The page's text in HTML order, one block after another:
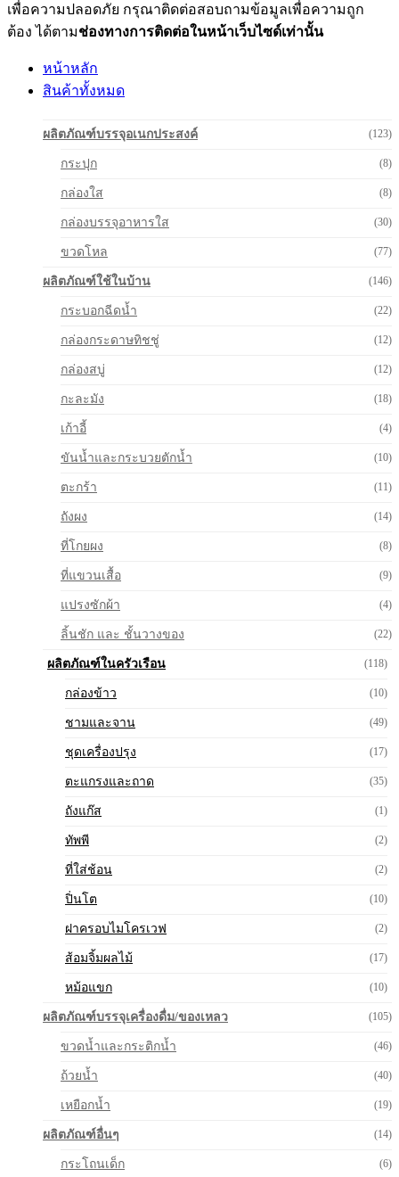
เพื่อความปลอดภัย กรุณาติดต่อสอบถามข้อมูลเพื่อความถูก
ต้อง ได้ตามช่องทางการติดต่อในหน้าเว็บไซด์เท่านั้น
หน้าหลัก
สินค้าทั้งหมด
ผลิตภัณฑ์บรรจุอเนกประสงค์ (123)
กระปุก (8)
กล่องใส (8)
กล่องบรรจุอาหารใส (30)
ขวดโหล (77)
ผลิตภัณฑ์ใช้ในบ้าน (146)
กระบอกฉีดน้ำ (22)
กล่องกระดาษทิชชู่ (12)
กล่องสบู่ (12)
กะละมัง (18)
เก้าอี้ (4)
ขันน้ำและกระบวยตักน้ำ (10)
ตะกร้า (11)
ถังผง (14)
ที่โกยผง (8)
ที่แขวนเสื้อ (9)
แปรงซักผ้า (4)
ลิ้นชัก และ ชั้นวางของ (22)
ผลิตภัณฑ์ในครัวเรือน (118)
กล่องข้าว (10)
ชามและจาน (49)
ชุดเครื่องปรุง (17)
ตะแกรงและถาด (35)
ถังแก๊ส (1)
ทัพพี (2)
ที่ใส่ช้อน (2)
ปิ่นโต (10)
ฝาครอบไมโครเวฟ (2)
ส้อมจิ้มผลไม้ (17)
หม้อแขก (10)
ผลิตภัณฑ์บรรจุเครื่องดื่ม/ของเหลว (105)
ขวดน้ำและกระติกน้ำ (46)
ถ้วยน้ำ (40)
เหยือกน้ำ (19)
ผลิตภัณฑ์อื่นๆ (14)
กระโถนเด็ก (6)